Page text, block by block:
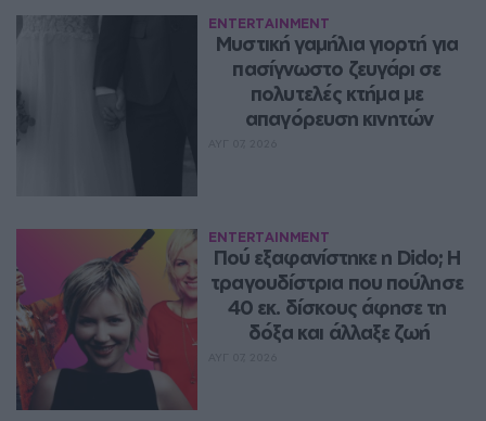
ENTERTAINMENT
Μυστική γαμήλια γιορτή για
πασίγνωστο ζευγάρι σε
πολυτελές κτήμα με
απαγόρευση κινητών
ENTERTAINMENT
Πού εξαφανίστηκε η Dido; Η
τραγουδίστρια που πούλησε
40 εκ. δίσκους άφησε τη
δόξα και άλλαξε ζωή